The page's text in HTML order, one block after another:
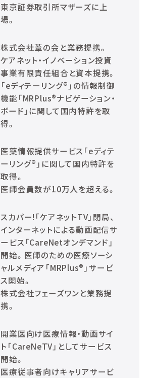
東京証券取引所マザーズに上
場。
株式会社葦の会と業務提携。
ケアネット・イノベーション投資
事業有限責任組合と資本提携。
「eディテーリング®」の情報制御
機能「MRPlus®ナビゲーション・
ボード」に関して国内特許を取
得。
医薬情報提供サービス「eディテ
ーリング®」に関して国内特許を
取得。
医師会員数が10万人を超える。
スカパー!「ケアネットTV」閉局、
インターネットによる動画配信サ
ービス「CareNetオンデマンド」
開始。医師のための医療ソーシ
ャルメディア「MRPlus®」サービ
ス開始。
株式会社フェーズワンと業務提
携。
開業医向け医療情報・動画サイ
ト「CareNeTV」としてサービス
開始。
医療従事者向けキャリアサービ